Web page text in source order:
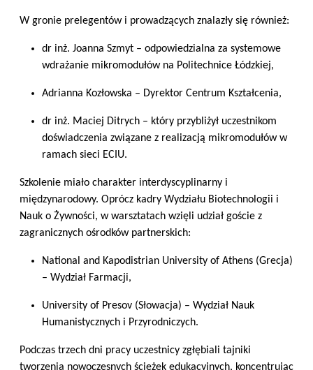
W gronie prelegentów i prowadzących znalazły się również:
dr inż. Joanna Szmyt – odpowiedzialna za systemowe
wdrażanie mikromodułów na Politechnice Łódzkiej,
Adrianna Kozłowska – Dyrektor Centrum Kształcenia,
dr inż. Maciej Ditrych – który przybliżył uczestnikom
doświadczenia związane z realizacją mikromodułów w
ramach sieci ECIU.
Szkolenie miało charakter interdyscyplinarny i
międzynarodowy. Oprócz kadry Wydziału Biotechnologii i
Nauk o Żywności, w warsztatach wzięli udział goście z
zagranicznych ośrodków partnerskich:
National and Kapodistrian University of Athens (Grecja)
– Wydział Farmacji,
University of Presov (Słowacja) – Wydział Nauk
Humanistycznych i Przyrodniczych.
Podczas trzech dni pracy uczestnicy zgłębiali tajniki
tworzenia nowoczesnych ścieżek edukacyjnych, koncentrując